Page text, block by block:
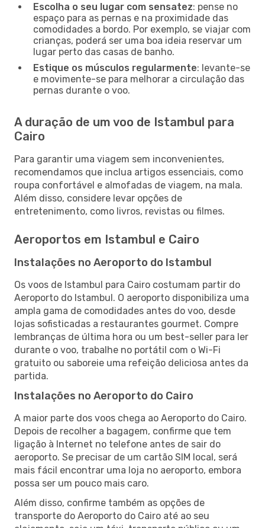
Escolha o seu lugar com sensatez: pense no
espaço para as pernas e na proximidade das
comodidades a bordo. Por exemplo, se viajar com
crianças, poderá ser uma boa ideia reservar um
lugar perto das casas de banho.
Estique os músculos regularmente: levante-se
e movimente-se para melhorar a circulação das
pernas durante o voo.
A duração de um voo de Istambul para
Cairo
Para garantir uma viagem sem inconvenientes,
recomendamos que inclua artigos essenciais, como
roupa confortável e almofadas de viagem, na mala.
Além disso, considere levar opções de
entretenimento, como livros, revistas ou filmes.
Aeroportos em Istambul e Cairo
Instalações no Aeroporto do Istambul
Os voos de Istambul para Cairo costumam partir do
Aeroporto do Istambul. O aeroporto disponibiliza uma
ampla gama de comodidades antes do voo, desde
lojas sofisticadas a restaurantes gourmet. Compre
lembranças de última hora ou um best-seller para ler
durante o voo, trabalhe no portátil com o Wi-Fi
gratuito ou saboreie uma refeição deliciosa antes da
partida.
Instalações no Aeroporto do Cairo
A maior parte dos voos chega ao Aeroporto do Cairo.
Depois de recolher a bagagem, confirme que tem
ligação à Internet no telefone antes de sair do
aeroporto. Se precisar de um cartão SIM local, será
mais fácil encontrar uma loja no aeroporto, embora
possa ser um pouco mais caro.
Além disso, confirme também as opções de
transporte do Aeroporto do Cairo até ao seu